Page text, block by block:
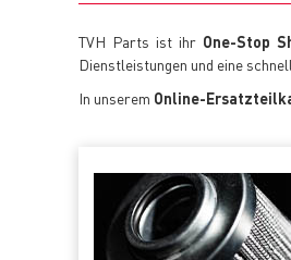
TVH Parts ist ihr One-Stop
Dienstleistungen und eine
In unserem Online-